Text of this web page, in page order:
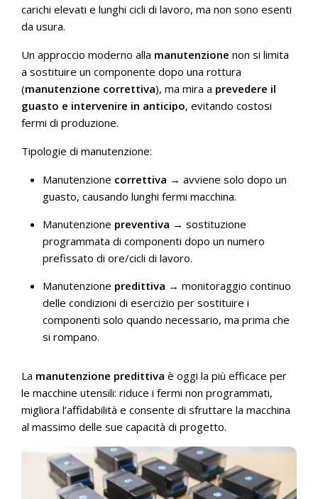
carichi elevati e lunghi cicli di lavoro, ma non sono esenti
da usura.
Un approccio moderno alla manutenzione non si limita
a sostituire un componente dopo una rottura
(manutenzione correttiva), ma mira a prevedere il
guasto e intervenire in anticipo, evitando costosi
fermi di produzione.
Tipologie di manutenzione:
Manutenzione correttiva → avviene solo dopo un
guasto, causando lunghi fermi macchina.
Manutenzione preventiva → sostituzione
programmata di componenti dopo un numero
prefissato di ore/cicli di lavoro.
Manutenzione predittiva → monitoraggio continuo
delle condizioni di esercizio per sostituire i
componenti solo quando necessario, ma prima che
si rompano.
La manutenzione predittiva è oggi la più efficace per
le macchine utensili: riduce i fermi non programmati,
migliora l’affidabilità e consente di sfruttare la macchina
al massimo delle sue capacità di progetto.